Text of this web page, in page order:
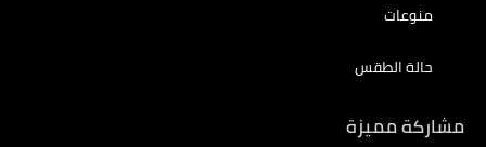
منوعات
حالة الطقس
مشاركة مميزة